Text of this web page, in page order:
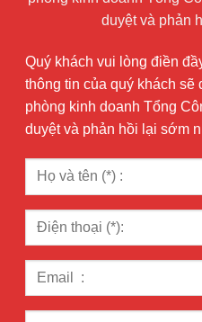
duyệt và phản
Quý khách vui lòng điền
thông tin của quý khách
phòng kinh doanh Tổng
duyệt và phản hồi lại sớm